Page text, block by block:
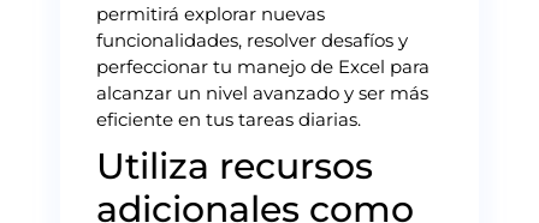
permitirá explorar nuevas
funcionalidades, resolver desafíos y
perfeccionar tu manejo de Excel para
alcanzar un nivel avanzado y ser más
eficiente en tus tareas diarias.
Utiliza recursos
adicionales como